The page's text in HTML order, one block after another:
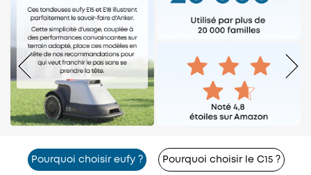
Pourquoi choisir eufy ? Pourquoi choisir le C15 ?